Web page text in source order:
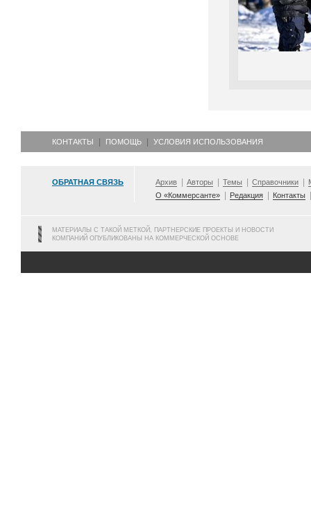
КОНТАКТЫ ПОМОЩЬ УСЛОВИЯ ИСПОЛЬЗОВАНИЯ
ОБРАТНАЯ СВЯЗЬ Архив Авторы Темы Справочники
О «Коммерсанте»
Редакция Контакты
МАТЕРИАЛЫ С ТАКОЙ МЕТКОЙ, ПАРТНЕРСКИЕ ПРОЕКТЫ И НОВОСТИ
КОМПАНИЙ ОПУБЛИКОВАНЫ НА КОММЕРЧЕСКОЙ ОСНОВЕ